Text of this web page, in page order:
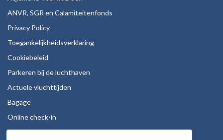
ANVR, SGR en Calamiteitenfonds
Privacy Policy
Toegankelijkheidsverklaring
Cookiebeleid
Parkeren bij de luchthaven
Actuele vluchttijden
Bagage
Online check-in
Stoelreservering